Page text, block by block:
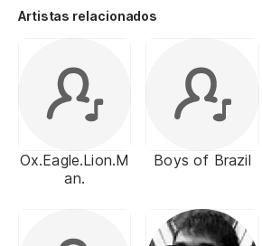
Artistas relacionados
Ox.Eagle.Lion.M
an.
Boys of Brazil